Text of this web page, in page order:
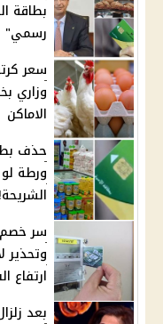
بطاقة
رسمي"
سعر
وزاري
الاماكن
حذف
ورطة
الشريحة!
سر خصم
وتحذير
ارتفاع
بعد